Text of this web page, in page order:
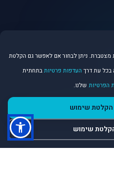
לניתוח שוק הנדל״ן.
ניתן לבחור אם לאפשר גם הקלטת
בכל עת דרך העדפות פרטיותבתחתית
הפרטיות שלנו.
הקלטת שימוש
שימוש